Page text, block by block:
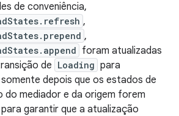
de conveniência,
,
,
foram atualizadas
de Loading para
somente depois que os estados de
do mediador e da origem forem
para garantir que a atualização